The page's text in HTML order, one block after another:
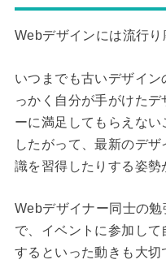
Webデザインには流行り
いつまでも古いデザイ
っかく自分が手がけた
ーに満足してもらえない
したがって、最新のデ
識を習得したりする姿勢
Webデザイナー同士の
で、イベントに参加し
するといった動きも大切